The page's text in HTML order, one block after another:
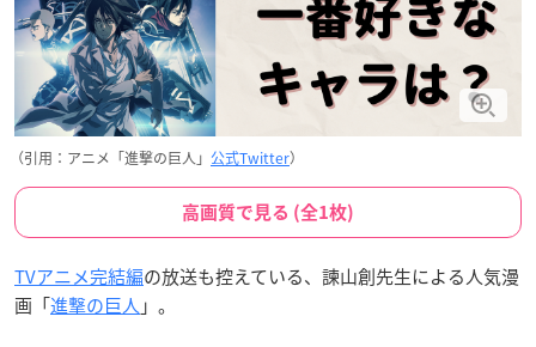
（引用：アニメ「進撃の巨人」 公式Twitter）
高画質で見る (全1枚)
TVアニメ完結編の放送も控えている、諫山創先生による人気漫
画「進撃の巨人 」。